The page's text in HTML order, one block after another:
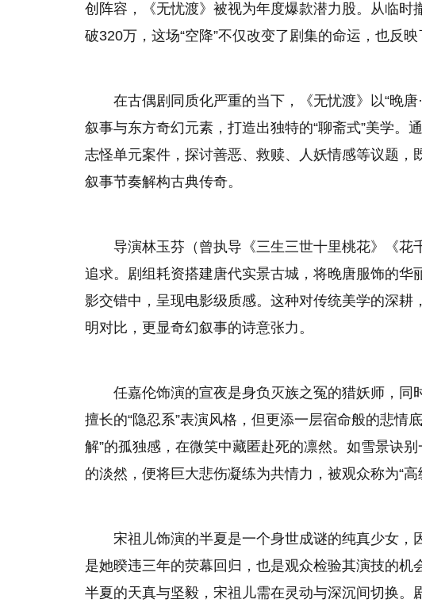
创阵容，《无忧渡》被视为年度爆款潜力股。从临时
破320万，这场“空降”不仅改变了剧集的命运，也反映
在古偶剧同质化严重的当下，《无忧渡》以“晚
叙事与东方奇幻元素，打造出独特的“聊斋式”美学。
志怪单元案件，探讨善恶、救赎、人妖情感等议题
叙事节奏解构古典传奇。
导演林玉芬（曾执导《三生三世十里桃花》《
追求。剧组耗资搭建唐代实景古城，将晚唐服饰的
影交错中，呈现电影级质感。这种对传统美学的深耕
明对比，更显奇幻叙事的诗意张力。
任嘉伦饰演的宣夜是身负灭族之冤的猎妖师，
擅长的“隐忍系”表演风格，但更添一层宿命般的悲情
解”的孤独感，在微笑中藏匿赴死的凛然。如雪景诀
的淡然，便将巨大悲伤凝练为共情力，被观众称为“高
宋祖儿饰演的半夏是一个身世成谜的纯真少女
是她暌违三年的荧幕回归，也是观众检验其演技的机
半夏的天真与坚毅，宋祖儿需在灵动与深沉间切换。